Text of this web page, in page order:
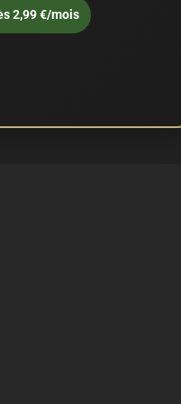
2,99 €/mois